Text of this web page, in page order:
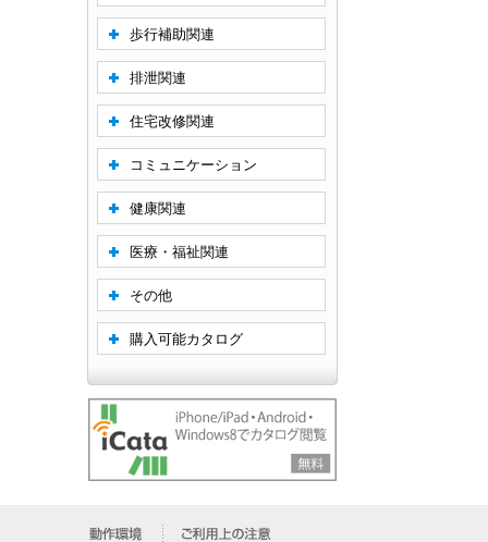
歩行補助関連
排泄関連
住宅改修関連
コミュニケーション
健康関連
医療・福祉関連
その他
購入可能カタログ